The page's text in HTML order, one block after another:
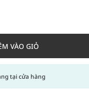
VÀO GIỎ
tại cửa hàng